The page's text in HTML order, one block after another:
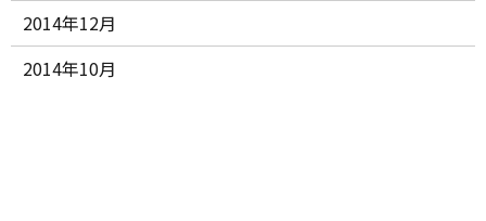
2014年12月
2014年10月